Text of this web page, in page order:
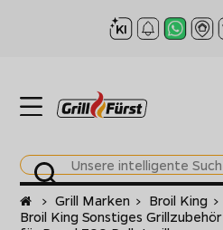
Startseite
> Grill Marken > Broil King >
Broil King Sonstiges Grillzubehör